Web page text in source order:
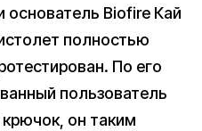
основатель Biofire Кай
полностью
По его
пользователь
он таким